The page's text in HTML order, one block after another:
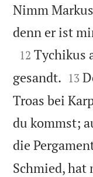
Nimm
denn er ist

12 Tychikus
gesandt. 

13
Troas bei
du kommst;
die
Schmied, hat